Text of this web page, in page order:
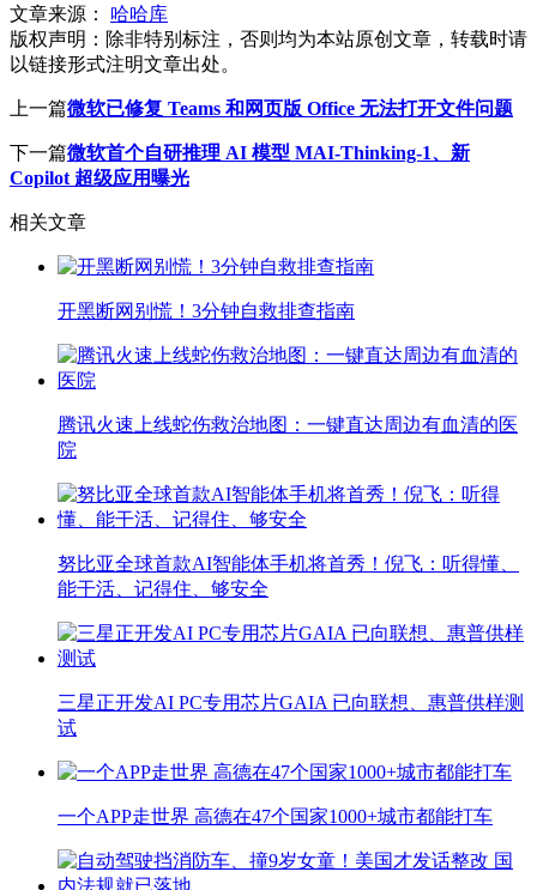
文章来源：
哈哈库
版权声明： 除非特别标注，否则均为本站原创文章，转载时请
以链接形式注明文章出处。
上一篇微软已修复 Teams 和网页版 Office 无法打开文件问题
下一篇微软首个自研推理 AI 模型 MAI-Thinking-1、新
Copilot 超级应用曝光
相关文章
开黑断网别慌！3分钟自救排查指南
腾讯火速上线蛇伤救治地图：一键直达周边有血清的医
院
努比亚全球首款AI智能体手机将首秀！倪飞：听得懂、
能干活、记得住、够安全
三星正开发AI PC专用芯片GAIA 已向联想、惠普供样测
试
一个APP走世界 高德在47个国家1000+城市都能打车